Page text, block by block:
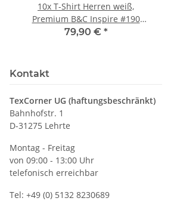
10x T-Shirt Herren weiß,
Premium B&C Inspire #190
Rundhals mit EINER
79,90 € *
Kontakt
TexCorner UG (haftungsbeschränkt)
Bahnhofstr. 1
D-31275 Lehrte
Montag - Freitag
von 09:00 - 13:00 Uhr
telefonisch erreichbar
Tel: +49 (0) 5132 8230689